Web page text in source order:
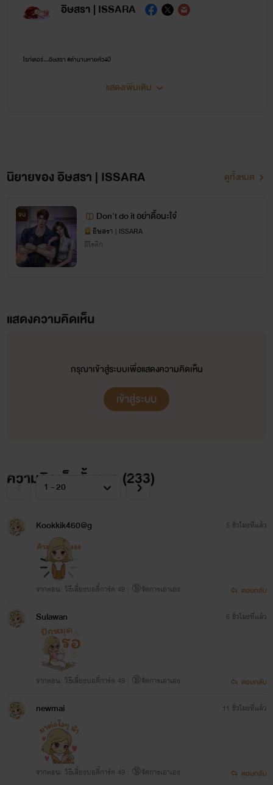
อิษสรา | ISSARA
ไรท์เตอร์...อิษสรา #ตำนานหายหัว4ปี
ขออภัยสำหรับคนที่ชื่นชอบ NC แบบจัดหนักจัดเต็ม 💜
ติดตามข่าวหรือพูดคุยกับไรท์ได้ที่
💜 เพจอิษสรา 💜
แสดงเพิ่มเติม
นิยายของ อิษสรา | ISSARA ดูทั้งหมด
จบ Don't do it อย่าดื้อนะใจ๋
อิษสรา | ISSARA
อีโรติก
แสดงความคิดเห็น
กรุณาเข้าสู่ระบบเพื่อแสดงความคิดเห็น
เข้าสู่ระบบ
ความคิดเห็นทั้งหมด (233)
Kookkik460@g
จากตอน: วิธีเลี้ยงบอดี้การ์ด 49 : 🔞จัดการเอาเอง
5 ชั่วโมงที่แล้ว
ตอบกลับ
Sulawan
จากตอน: วิธีเลี้ยงบอดี้การ์ด 49 : 🔞จัดการเอาเอง
6 ชั่วโมงที่แล้ว
ตอบกลับ
newmai
จากตอน: วิธีเลี้ยงบอดี้การ์ด 49 : 🔞จัดการเอาเอง
11 ชั่วโมงที่แล้ว
ตอบกลับ